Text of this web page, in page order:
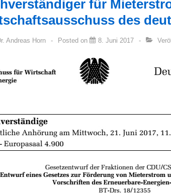
für
des
Andreas Horn Posted on 8. Juni 2017